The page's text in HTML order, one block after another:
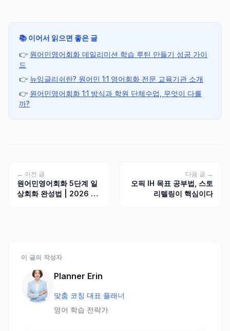
📚 이어서 읽으면 좋은 글
👉 원어민영어회화 데일리미션 학습 루틴 만들기 성공 가이
드
👉 뉴잉글리쉬란? 원어민 1:1 영어회화 전문 교육기관 소개
👉 원어민영어회화 1:1 방식과 학원 단체수업, 무엇이 다를
까?
← 이전 글
원어민영어회화 5단계 일
상회화 완성법 | 2026 최
다음 글 →
오픽 IH 목표 공부법, 스토
리텔링이 핵심이다
이 글의 작성자
Planner Erin
맞춤 코칭 대표 플래너
영어 학습 전략가